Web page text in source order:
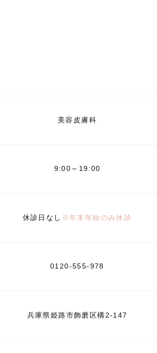
美容皮膚科
9:00～19:00
休診日なし ※年末年始のみ休診
0120-555-978
兵庫県姫路市飾磨区構2-147